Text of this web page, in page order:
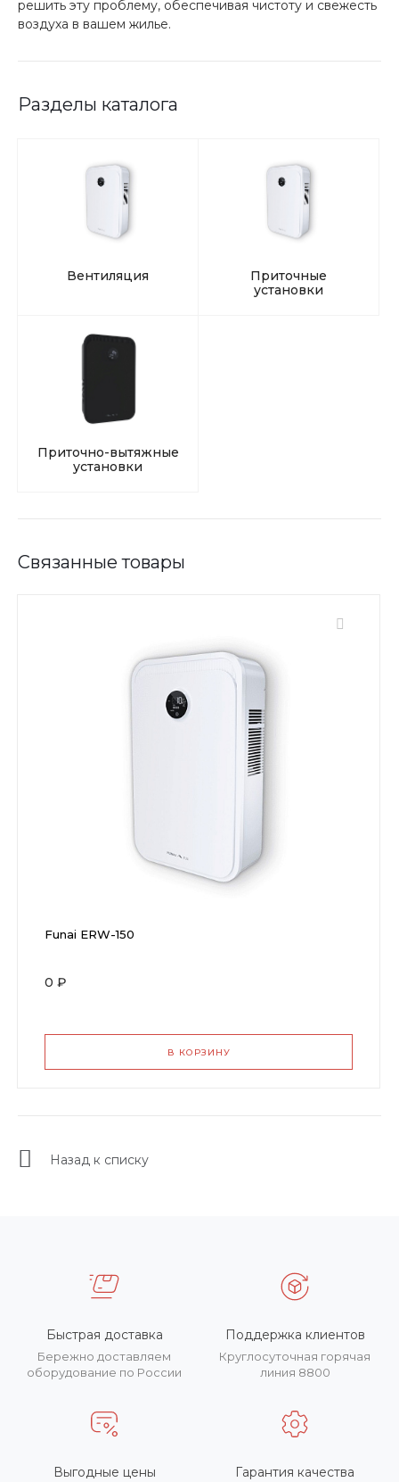
решить эту проблему, обеспечивая чистоту и свежесть
воздуха в вашем жилье.
Разделы каталога
Вентиляция
Приточные
установки
Приточно-вытяжные
установки
Связанные товары
Funai ERW-150
0 ₽
В КОРЗИНУ
Назад к списку
Быстрая доставка
Бережно доставляем
оборудование по России
Поддержка клиентов
Круглосуточная горячая
линия 8800
Выгодные цены Гарантия качества